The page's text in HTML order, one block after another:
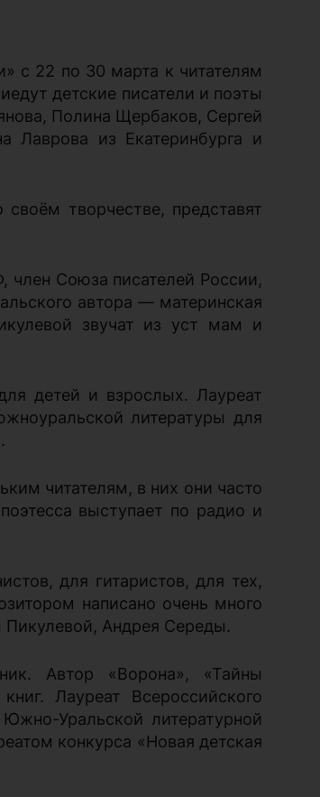
с 22 по 30 марта к читателям
детские писатели и поэты
Полина Щербаков, Сергей
Лаврова из Екатеринбурга и
творчестве, представят
член Союза писателей России,
автора — материнская
звучат из уст мам и
детей и взрослых. Лауреат
литературы для
читателям, в них они часто
выступает по радио и
для гитаристов, для тех,
написано очень много
Пикулевой, Андрея Середы.
Автор «Ворона», «Тайны
Лауреат Всероссийского
Уральской литературной
конкурса «Новая детская